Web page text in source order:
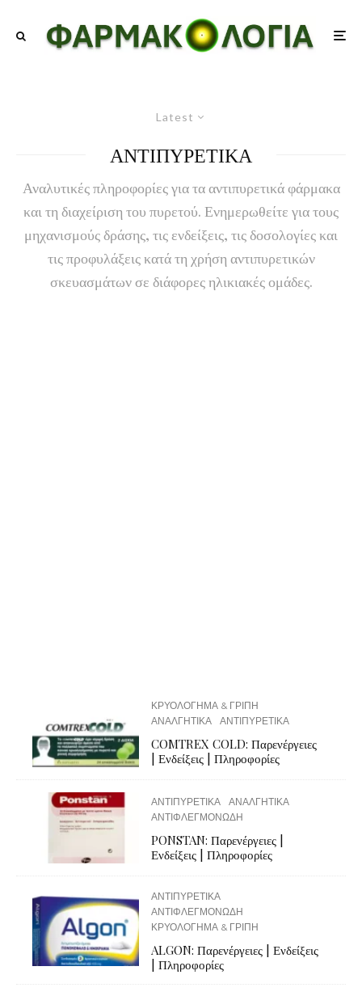
Latest
ΑΝΤΙΠΥΡΕΤΙΚΑ
Αναλυτικές πληροφορίες για τα αντιπυρετικά φάρμακα
και τη διαχείριση του πυρετού. Ενημερωθείτε για τους
μηχανισμούς δράσης, τις ενδείξεις, τις δοσολογίες και
τις προφυλάξεις κατά τη χρήση αντιπυρετικών
σκευασμάτων σε διάφορες ηλικιακές ομάδες.
ΚΡΥΟΛΟΓΗΜΑ & ΓΡΙΠΗ
ΑΝΑΛΓΗΤΙΚΑ
ΑΝΤΙΠΥΡΕΤΙΚΑ
COMTREX COLD: Παρενέργειες
| Ενδείξεις | Πληροφορίες
ΑΝΤΙΠΥΡΕΤΙΚΑ
ΑΝΑΛΓΗΤΙΚΑ
ΑΝΤΙΦΛΕΓΜΟΝΩΔΗ
PONSTAN: Παρενέργειες |
Ενδείξεις | Πληροφορίες
ΑΝΤΙΠΥΡΕΤΙΚΑ
ΑΝΤΙΦΛΕΓΜΟΝΩΔΗ
ΚΡΥΟΛΟΓΗΜΑ & ΓΡΙΠΗ
ALGON: Παρενέργειες | Ενδείξεις
| Πληροφορίες